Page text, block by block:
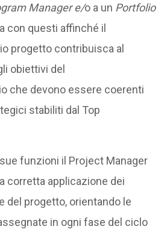
Manager e/o a un Portfolio
con questi affinché il
progetto contribuisca al
obiettivi del
che devono essere coerenti
stabiliti dal Top
funzioni il Project Manager
corretta applicazione dei
del progetto, orientando le
in ogni fase del ciclo